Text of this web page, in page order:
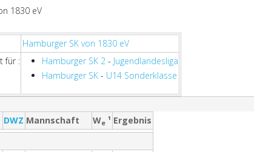
1830 eV
Hamburger SK von 1830 eV
für :
Hamburger SK 2- Jugendlandesliga
Hamburger SK - U14 Sonderklasse
DWZ Mannschaft We ¹ Ergebnis